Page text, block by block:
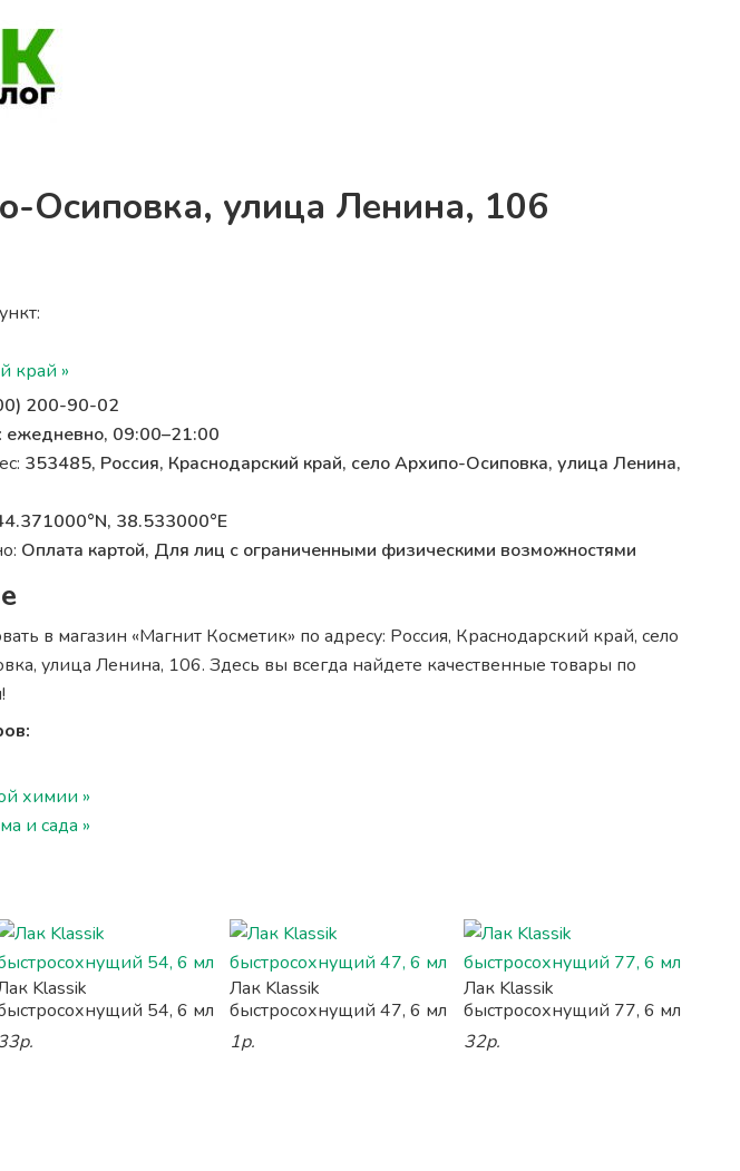
Осиповка, улица Ленина, 106
край »
200-90-02
ежедневно, 09:00–21:00
353485, Россия, Краснодарский край, село Архипо-Осиповка, улица Ленина,
38.533000°E
Оплата картой, Для лиц с ограниченными физическими возможностями
в магазин «Магнит Косметик» по адресу: Россия, Краснодарский край, село
улица Ленина, 106. Здесь вы всегда найдете качественные товары по
химии »
и сада »
Klassik
54, 6 мл
Лак Klassik
быстросохнущий 47, 6 мл
1р.
Лак Klassik
быстросохнущий 77, 6 мл
32р.